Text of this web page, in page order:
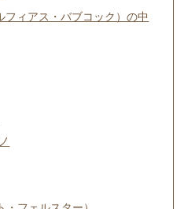
フィアス・バブコック）の中